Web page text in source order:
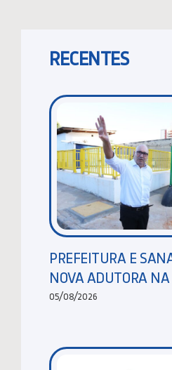
RECENTES
PREFEITURA E
NOVA ADUTORA
05/08/2026